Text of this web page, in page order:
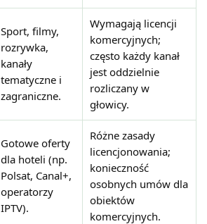
Sport, filmy,
rozrywka,
kanały
tematyczne i
zagraniczne.
Wymagają licencji
komercyjnych;
często każdy kanał
jest oddzielnie
rozliczany w
głowicy.
Gotowe oferty
dla hoteli (np.
Polsat, Canal+,
operatorzy
IPTV).
Różne zasady
licencjonowania;
konieczność
osobnych umów dla
obiektów
komercyjnych.